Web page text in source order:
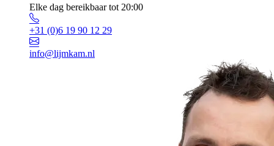
Elke dag bereikbaar tot 20:00
+31 (0)6 19 90 12 29
info@lijmkam.nl